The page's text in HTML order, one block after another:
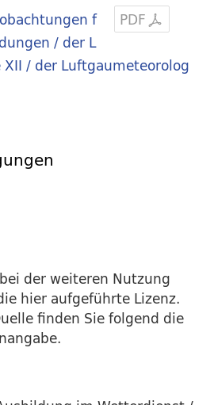
PDF
f
/ der L
/ der Luftgaumeteorolog
der weiteren Nutzung
hier aufgeführte Lizenz.
finden Sie folgend die